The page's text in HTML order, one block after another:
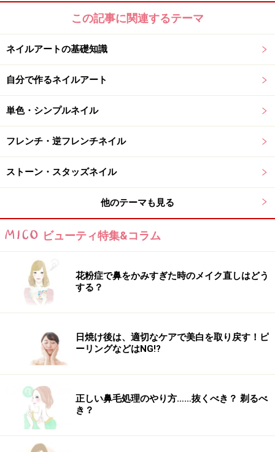
■ネイルアートデザイン製作■
東京都港区赤坂9-7-4 東京ミッドタウン ガレリア2F ビ
ューティー＆ヘルスケアフロア
TEL：03-5413-7236
※記事内容は執筆時点のものです。最新の内容をご確認くださ
い。
※個人の体質、また、誤った方法による実践に起因して肌荒れや
不調を引き起こす場合があります。実践の際には、必ず自身の体
【編集部おすすめの購入サイト】
Amazonでネイルグッズをチェック！
楽天市場でネイルアート用品をチェック！
この記事に関連するテーマ
ネイルアートの基礎知識
自分で作るネイルアート
単色・シンプルネイル
フレンチ・逆フレンチネイル
ストーン・スタッズネイル
他のテーマも見る
ビューティ特集&コラム
花粉症で鼻をかみすぎた時のメイク直しはどう
する？
日焼け後は、適切なケアで美白を取り戻す！ピ
ーリングなどはNG!?
正しい鼻毛処理のやり方……抜くべき？ 剃るべ
き？